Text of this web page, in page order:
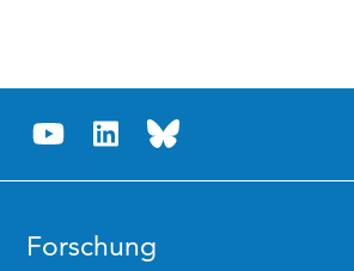
Forschung